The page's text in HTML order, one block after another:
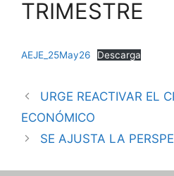
TRIMESTRE
AEJE_25May26 Descarga
URGE REACTIVAR EL
ECONÓMICO
SE AJUSTA LA